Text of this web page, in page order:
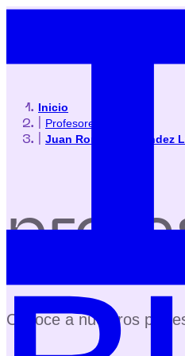
Inicio
Profesores
Juan Roman Hernandez
Conoce a nuestros